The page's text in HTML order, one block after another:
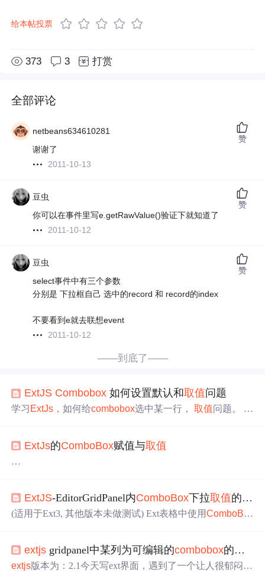
给本帖投票
373 3 打赏
全部评论
netbeans634610281
谢谢了
2011-10-13
赞
豆虫
你可以在事件里写e.getRawValue()验证下就知道了
2011-10-12
赞
豆虫
select事件中有三个参数
分别是 下拉框自己 选中的record 和 record的index
不要看到e就去联想event
2011-10-12
赞
——到底了——
ExtJS Combobox 如何设置默认和取值问题
学习 ExtJs ，如何给combobox选中某一行，取值问题。 ///
talCount', ...
ExtJs的ComboBox赋值与取值
rviceHall_Name', 'serviceHall_ID'], listeners: {//为了编辑时设
定初始值Ext.getCmp("fwz").setVal
ExtJS-EditorGridPanel内ComboBox下拉取值的影响处理
(适用于Ext3, 其他版本未做测试) Ext表格中使用ComboBo
前进行必要的renderRows,可规避此问题. 代码如下:/* * 重写
handleMouseDown,避免下拉框store重新加载影响其他行 */
extjs gridpanel中某列为可编辑的combobox的取值
extjs版本为：2.1今天写ext界面，遇到了一个让人很郁闷的